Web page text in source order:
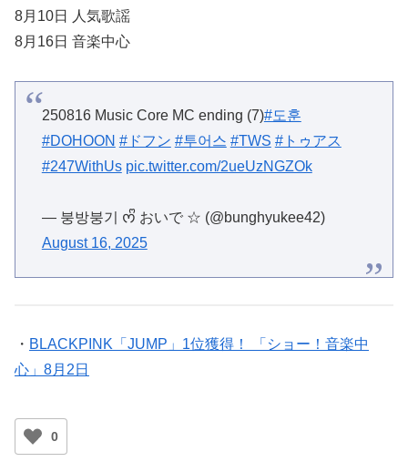
8月10日 人気歌謡
8月16日 音楽中心
250816 Music Core MC ending (7)#도훈
#DOHOON #ドフン #투어스 #TWS #トゥアス
#247WithUs pic.twitter.com/2ueUzNGZOk
— 붕방붕기 ᰔᩚ おいで ☆ (@bunghyukee42)
August 16, 2025
・ BLACKPINK「JUMP」1位獲得！ 「ショー！音楽中
心」8月2日
0